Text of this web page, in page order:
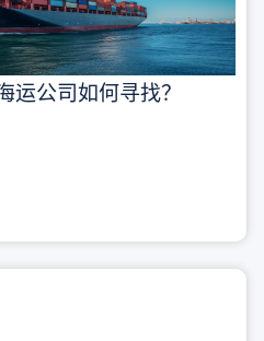
运公司如何寻找？